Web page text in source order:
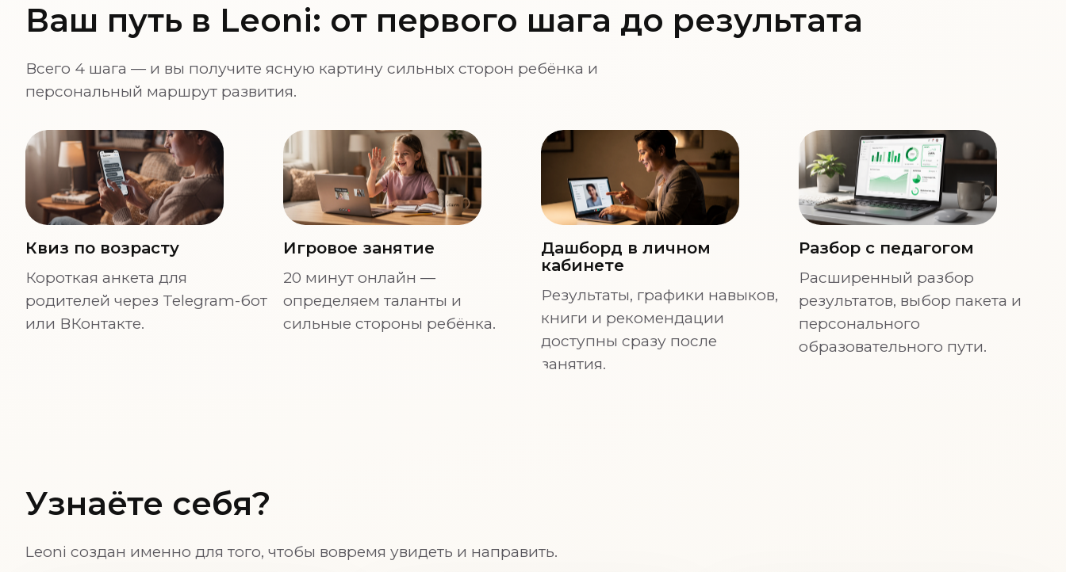
Ваш путь в Leoni: от первого шага до результата
Всего 4 шага — и вы получите ясную картину сильных сторон ребёнка и
персональный маршрут развития.
Квиз по возрасту
Короткая анкета для
родителей через Telegram-бот
или ВКонтакте.
Игровое занятие
20 минут онлайн —
определяем таланты и
сильные стороны ребёнка.
Дашборд в личном
кабинете
Результаты, графики навыков,
книги и рекомендации
доступны сразу после
занятия.
Разбор с педагогом
Расширенный разбор
результатов, выбор пакета и
персонального
образовательного пути.
Узнаёте себя?
Leoni создан именно для того, чтобы вовремя увидеть и направить.